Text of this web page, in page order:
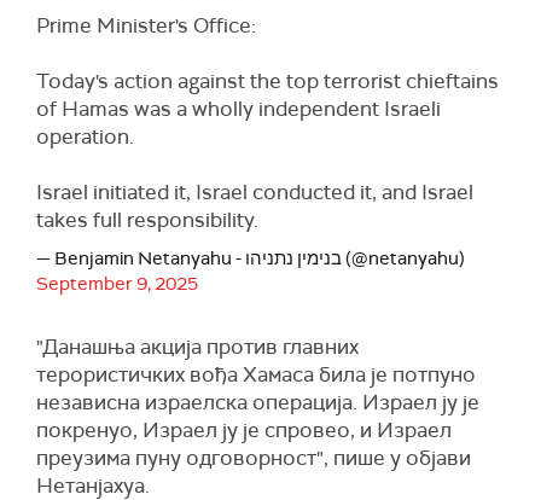
Prime Minister's Office:
Today's action against the top terrorist chieftains
of Hamas was a wholly independent Israeli
operation.
Israel initiated it, Israel conducted it, and Israel
takes full responsibility.
— Benjamin Netanyahu - בנימין נתניהו (@netanyahu)
September 9, 2025
"Данашња акција против главних
терористичких вођа Хамаса била је потпуно
независна израелска операција. Израел ју је
покренуо, Израел ју је спровео, и Израел
преузима пуну одговорност", пише у објави
Нетанјахуа.